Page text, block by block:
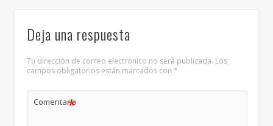
Deja una respuesta
Tu dirección de correo electrónico no será publicada. Los
campos obligatorios están marcados con*
Comentario
*